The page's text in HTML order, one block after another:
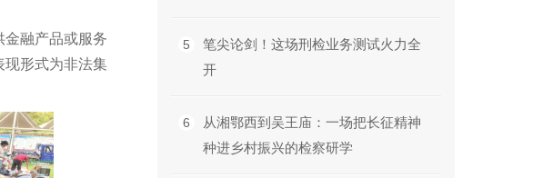
融产品或服务
现形式为非法集
5
笔尖论剑！这场刑检业务测试火力全
开
6
从湘鄂西到吴王庙：一场把长征精神
种进乡村振兴的检察研学